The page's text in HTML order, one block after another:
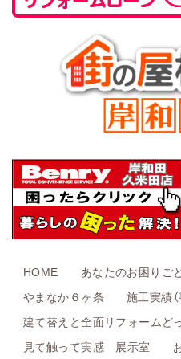
HOME
あなたのお困りご
やまなか６ヶ条
施工実績
建て替えと全面リフォームど
見て触って実感 展示室